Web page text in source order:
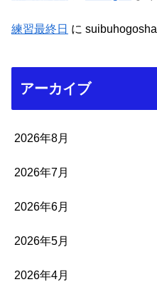
練習最終日 に suibuhogosha
アーカイブ
2026年8月
2026年7月
2026年6月
2026年5月
2026年4月